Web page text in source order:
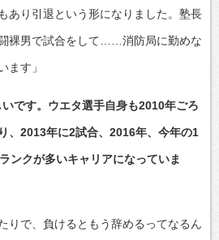
あり引退という形になりました。塾長
裸男で試合をして……消防局に勤めな
ます」
です。ウエタ選手自身も2010年ごろ
、2013年に2試合、2016年、今年の1
ンクが多いキャリアになっていま
りで、負けるともう辞めるってなるん